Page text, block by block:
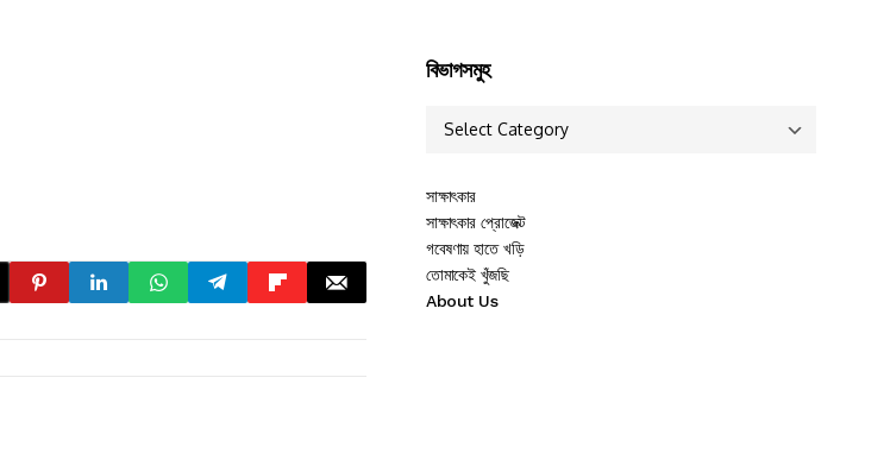
বিভাগসমুহ
সাক্ষাৎকার
সাক্ষাৎকার প্রোজেক্ট
গবেষণায় হাতে খড়ি
তোমাকেই খুঁজছি
About Us